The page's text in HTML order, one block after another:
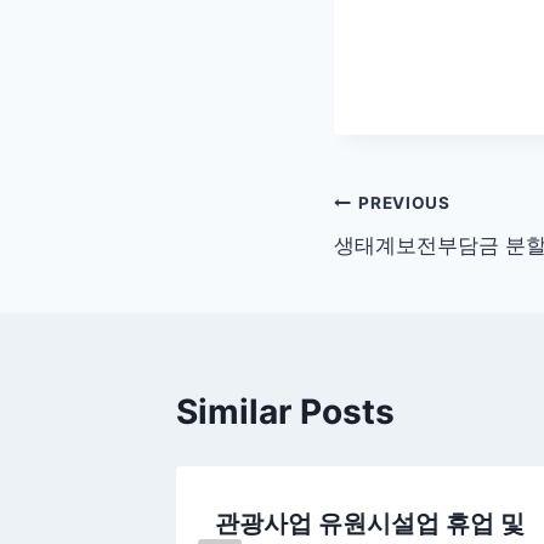
글
탐
PREVIOUS
생태계보전부담금 분
Similar Posts
관광사업 유원시설업 휴업 및